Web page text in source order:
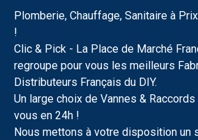
Plomberie, Chauffage, Sanitaire à
!
Clic & Pick - La Place de Marché
regroupe pour vous les meilleurs
Distributeurs Français du DIY.
Un large choix de Vannes &
vous en 24h !
Nous mettons à votre disposition un